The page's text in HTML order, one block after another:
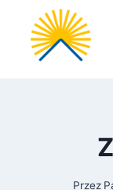
Przejdź
treści
Przez